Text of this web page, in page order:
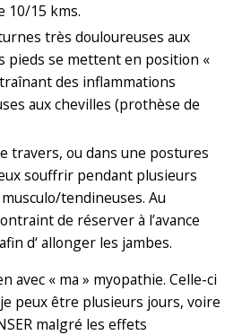
10/15 kms.
très douloureuses aux
pieds se mettent en position «
des inflammations
aux chevilles (prothèse de
travers, ou dans une postures
souffrir pendant plusieurs
tendineuses. Au
de réserver à l’avance
d‘ allonger les jambes.
avec « ma » myopathie. Celle-ci
peux être plusieurs jours, voire
malgré les effets